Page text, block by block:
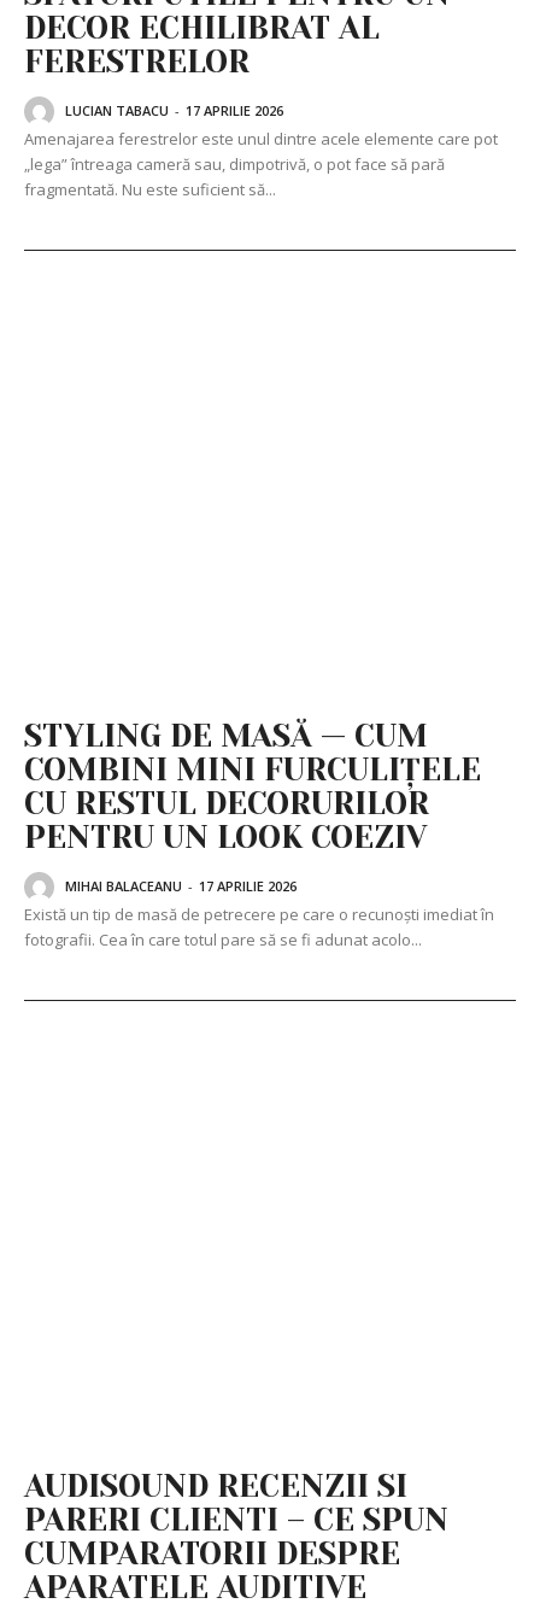
DECOR ECHILIBRAT AL
FERESTRELOR
LUCIAN TABACU - 17 APRILIE 2026
Amenajarea ferestrelor este unul dintre acele elemente care pot
„lega” întreaga cameră sau, dimpotrivă, o pot face să pară
fragmentată. Nu este suficient să...
STYLING DE MASĂ — CUM
COMBINI MINI FURCULIȚELE
CU RESTUL DECORURILOR
PENTRU UN LOOK COEZIV
MIHAI BALACEANU - 17 APRILIE 2026
Există un tip de masă de petrecere pe care o recunoști imediat în
fotografii. Cea în care totul pare să se fi adunat acolo...
AUDISOUND RECENZII SI
PARERI CLIENTI – CE SPUN
CUMPARATORII DESPRE
APARATELE AUDITIVE